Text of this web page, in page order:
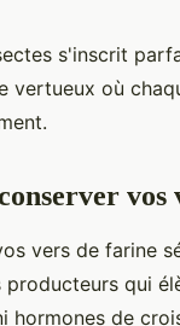
s'inscrit
vertueux où
vos
vers de farine
producteurs qui
hormones de